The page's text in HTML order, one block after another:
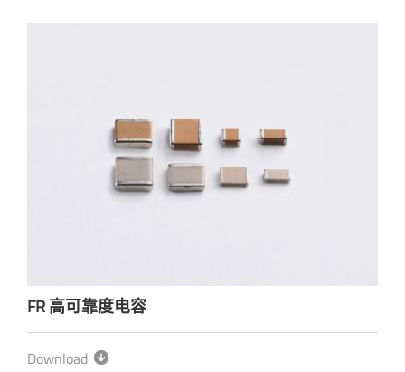
FR 高可靠度电容
Download